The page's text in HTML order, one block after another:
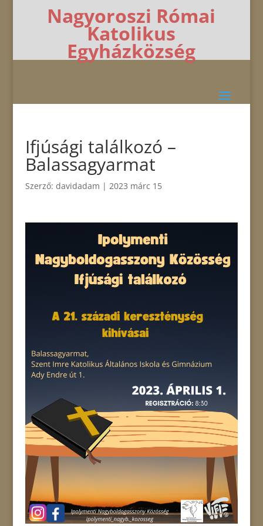
Nagyoroszi Római
Katolikus
Egyházközség
Ifjúsági találkozó –
Balassagyarmat
Szerző: davidadam | 2023 márc 15